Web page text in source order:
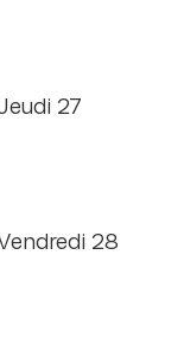
jeudi 27
vendredi 28